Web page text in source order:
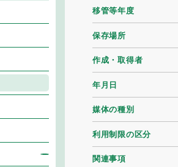
移管等年度
保存場所
作成・取得者
年月日
媒体の種別
利用制限の区分
関連事項